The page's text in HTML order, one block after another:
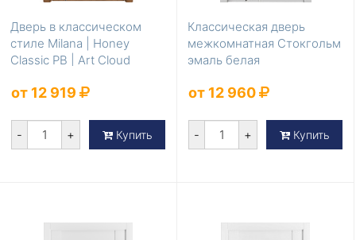
Дверь в классическом
стиле Milana | Honey
Classic PB | Art Cloud
от 12 919
- + Купить
Классическая дверь
межкомнатная Стокгольм
эмаль белая
от 12 960
- + Купить